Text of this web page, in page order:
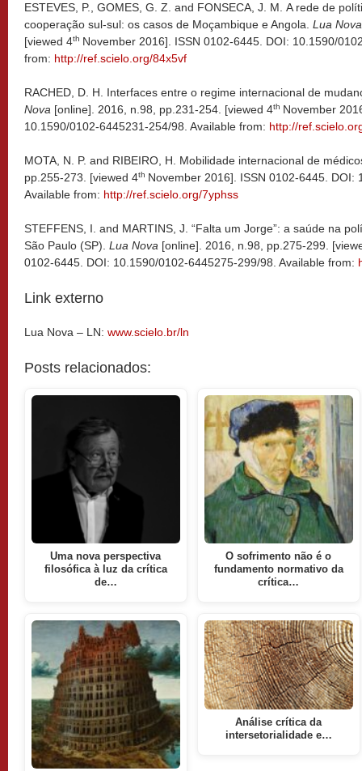
ESTEVES, P., GOMES, G. Z. and FONSECA, J. M. A rede de
cooperação sul-sul: os casos de Moçambique e Angola. Lua Nova
[viewed 4th November 2016]. ISSN 0102-6445. DOI: 10.1590/
from: http://ref.scielo.org/84x5vf
RACHED, D. H. Interfaces entre o regime internacional de
Nova [online]. 2016, n.98, pp.231-254. [viewed 4th November
10.1590/0102-6445231-254/98. Available from: http://
MOTA, N. P. and RIBEIRO, H. Mobilidade internacional de
pp.255-273. [viewed 4th November 2016]. ISSN 0102-6445.
Available from: http://ref.scielo.org/7yphss
STEFFENS, I. and MARTINS, J. “Falta um Jorge”: a saúde na
São Paulo (SP). Lua Nova [online]. 2016, n.98, pp.275-299.
0102-6445. DOI: 10.1590/0102-6445275-299/98. Available from:
Link externo
Lua Nova – LN: www.scielo.br/ln
Posts relacionados:
Uma nova perspectiva
filosófica à luz da crítica
de…
O sofrimento não é o
fundamento normativo da
crítica…
Análise crítica da
intersetorialidade e…